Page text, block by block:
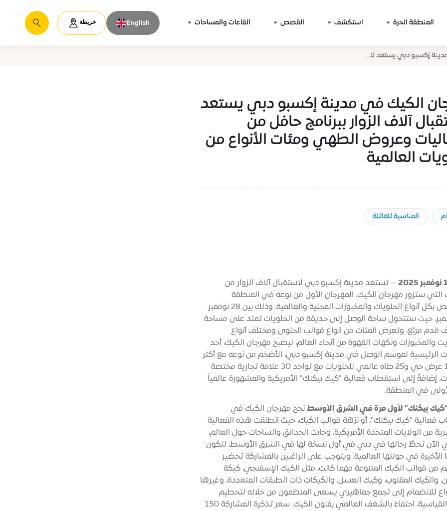
المنطقة الحرة استكشف القصص القاعات والمساحات English خريطة
يبحث
إكسبو دبي يستعد لا...
الكيك في مدينة إكسبو دبي يستعد
آلاف الزوار ببرنامج حافل من
وعروض الطهي ومئات الأنواع من
العالمية
المناسبة للعائلة
– تستعد مدينة إكسبو دبي لاستقبال آلاف الزوار من
التي ستزور مهرجان الكيك، المهرجان الأول من نوعه في المنطقة
المتخصص بكل أنواع الحلويات والمخبوزات المحلية والعالمية، وذلك بين 28 نوفمبر
حيث ستتحول ساحة الوصل إلى حديقة من الحلويات تمتد على مساحة
آلاف قدم مربّع، وتعرض المئات من انواع قوالب الحلوى ومختلف أنواع
والمخبوزات ونكهات القهوة من أنحاء العالم، ليصبح مهرجان الكيك، أحد
الرئيسية لموسم الوصل في مدينة إكسبو دبي، الأضخم من نوعه مع أكثر
من 100 عرض حي و25 طاه عالمي للحلويات مع تواجد 30 علامة تجارية مختصة
إضافةً إلى استقطاب فعالية "كيك بيكنك" الأمريكية والمشهورة عالمياً
في المنطقة.
"كيك بيكنك" لأول مرة في الشرق الأوسط نجح مهرجان الكيك في
فعالية "كيك بيكنك"، أو نزهة قوالب الكيك، حيث انطلقت هذه الفعالية
من الولايات المتحدة الأمريكية، وجابت الحدائق والساحات حول العالم،
تحطّ رحالها في دبي في أول نسخة لها في الشرق الأوسط، لتكون
في جولتها العالمية. ويتوجب على الراغبين بالمشاركة تحضير
من قوالب الكيك المتنوعة مهما كانت، مثل الكيك الإسفنجي، كيكة
والكيك المقلوب، وكيك العسل، والكيكات ذات الطبقات المتعددة، وغيرها
للانضمام إلى تجمع جماهيري يسعى المنظمون من خلاله لتحطيم
الأرقام القياسية، احتفاءً بالشغف العالمي بفنون الكيك. سعر تذكرة المشاركة 150